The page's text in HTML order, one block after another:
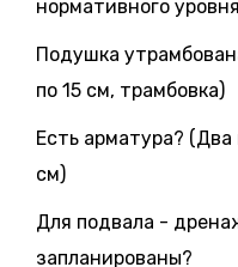
нормативного
Подушка
по 15 см, трамбовка)
Есть арматура?
см)
Для подвала -
запланированы?